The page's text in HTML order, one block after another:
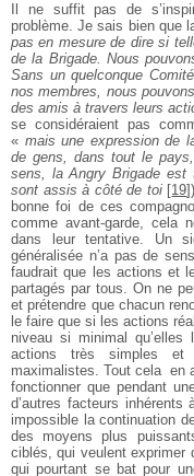
Il ne suffit pas de
problème. Je sais bien que
pas en mesure de dire si
de la Brigade. Nous
Sans un quelconque
nos membres, nous
des amis à travers leurs
se considéraient pas
« mais une expression de
de gens, dans tout le
sens, la Angry Brigade est
sont assis à côté de toi[19]
bonne foi de ces
comme avant­-garde, cela
dans leur tentative. Un
généralisée n’a pas de
faudrait que les actions et
partagés par tous. On ne
et prétendre que chacun
le faire que si les actions
niveau si minimal
actions très simples et
maximalistes. Tout cela ­ en
fonctionner que pendant
d’autres facteurs
impossible la continuation
des moyens plus
ciblés, qui veulent exprimer
qui pourtant se bat pour